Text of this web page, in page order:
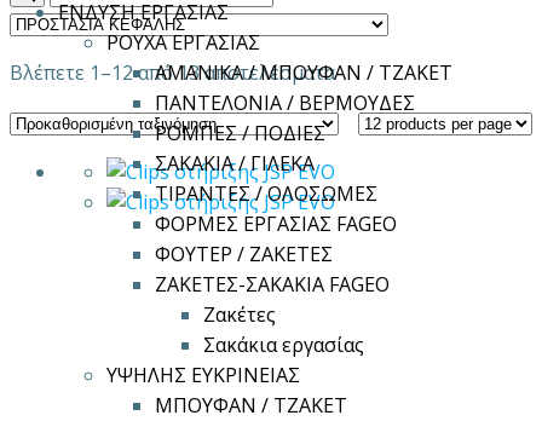
ΕΝΔΥΣΗ ΕΡΓΑΣΙΑΣ
ΡΟΥΧΑ ΕΡΓΑΣΙΑΣ
ΑΜΑΝΙΚΑ / ΜΠΟΥΦΑΝ / ΤΖΑΚΕΤ
ΠΑΝΤΕΛΟΝΙΑ / ΒΕΡΜΟΥΔΕΣ
ΡΟΜΠΕΣ / ΠΟΔΙΕΣ
ΣΑΚΑΚΙΑ / ΓΙΛΕΚΑ
ΤΙΡΑΝΤΕΣ / ΟΛΟΣΩΜΕΣ
ΦΟΡΜΕΣ ΕΡΓΑΣΙΑΣ FAGEO
ΦΟΥΤΕΡ / ΖΑΚΕΤΕΣ
ΖΑΚΕΤΕΣ-ΣΑΚΑΚΙΑ FAGEO
Ζακέτες
Σακάκια εργασίας
ΥΨΗΛΗΣ ΕΥΚΡΙΝΕΙΑΣ
ΜΠΟΥΦΑΝ / ΤΖΑΚΕΤ
Βλέπετε 1–12 από 13 αποτελέσματα